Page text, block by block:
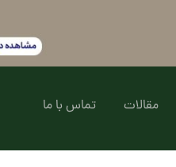
مقالات تماس با ما